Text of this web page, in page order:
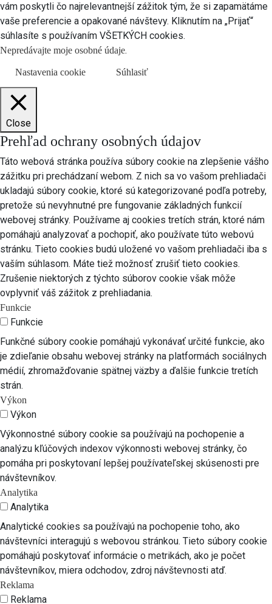
vám poskytli čo najrelevantnejší zážitok tým, že si zapamätáme
vaše preferencie a opakované návštevy. Kliknutím na „Prijať“
súhlasíte s používaním VŠETKÝCH cookies.
Nepredávajte moje osobné údaje.
Nastavenia cookie Súhlasiť
Close
Prehľad ochrany osobných údajov
Táto webová stránka používa súbory cookie na zlepšenie vášho
zážitku pri prechádzaní webom. Z nich sa vo vašom prehliadači
ukladajú súbory cookie, ktoré sú kategorizované podľa potreby,
pretože sú nevyhnutné pre fungovanie základných funkcií
webovej stránky. Používame aj cookies tretích strán, ktoré nám
pomáhajú analyzovať a pochopiť, ako používate túto webovú
stránku. Tieto cookies budú uložené vo vašom prehliadači iba s
vaším súhlasom. Máte tiež možnosť zrušiť tieto cookies.
Zrušenie niektorých z týchto súborov cookie však môže
ovplyvniť váš zážitok z prehliadania.
Funkcie
Funkcie
Funkčné súbory cookie pomáhajú vykonávať určité funkcie, ako
je zdieľanie obsahu webovej stránky na platformách sociálnych
médií, zhromažďovanie spätnej väzby a ďalšie funkcie tretích
strán.
Výkon
Výkon
Výkonnostné súbory cookie sa používajú na pochopenie a
analýzu kľúčových indexov výkonnosti webovej stránky, čo
pomáha pri poskytovaní lepšej používateľskej skúsenosti pre
návštevníkov.
Analytika
Analytika
Analytické cookies sa používajú na pochopenie toho, ako
návštevníci interagujú s webovou stránkou. Tieto súbory cookie
pomáhajú poskytovať informácie o metrikách, ako je počet
návštevníkov, miera odchodov, zdroj návštevnosti atď.
Reklama
Reklama